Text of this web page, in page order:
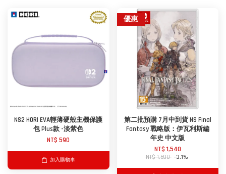
NS2 HORI EVA輕薄硬殼主機保護
包 Plus款 -淡紫色
NT$ 590
加入購物車
優惠
第二批預購 7月中到貨 NS Final
Fantasy 戰略版：伊瓦利斯編
年史 中文版
NT$ 1,540
NT$ 1,590 -3.1%